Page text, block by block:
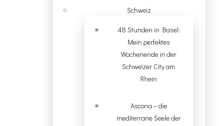
Schweiz
48 Stunden in Basel:
Mein perfektes
Wochenende in der
Schweizer City am
Rhein
Ascona – die
mediterrane Seele der